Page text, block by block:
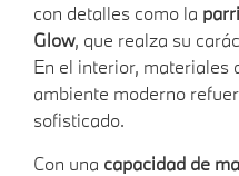
con detalles como la
Glow, que realza su
En el interior, materiales
ambiente moderno
sofisticado.
Con una capacidad de